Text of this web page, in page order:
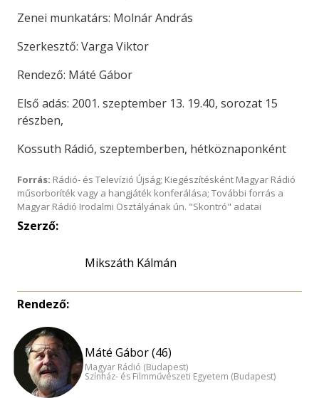
Zenei munkatárs: Molnár András
Szerkesztő: Varga Viktor
Rendező: Máté Gábor
Első adás: 2001. szeptember 13. 19.40, sorozat 15
részben,
Kossuth Rádió, szeptemberben, hétköznaponként
Forrás: Rádió- és Televízió Újság; Kiegészítésként Magyar Rádió
műsorboríték vagy a hangjáték konferálása; További forrás a
Magyar Rádió Irodalmi Osztályának ún. "Skontró" adatai
Szerző:
Mikszáth Kálmán
Rendező:
Máté Gábor (46)
Magyar Rádió (Budapest)
Színház- és Filmművészeti Egyetem (Budapest)